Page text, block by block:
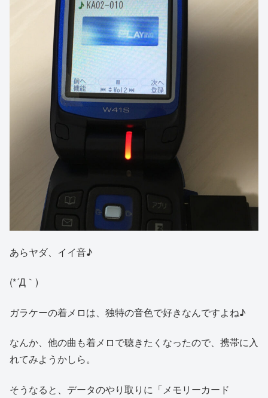
あらヤダ、イイ音♪
(*´Д｀)
ガラケーの着メロは、独特の音色で好きなんですよね♪
なんか、他の曲も着メロで聴きたくなったので、携帯に入
れてみようかしら。
そうなると、データのやり取りに「メモリーカード